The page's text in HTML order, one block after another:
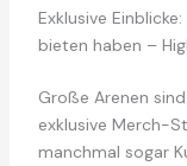
Exklusive
bieten haben –
Große Arenen sind
exklusive Merch-
manchmal sogar